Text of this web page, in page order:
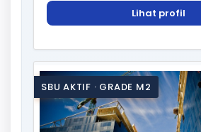
Lihat profil
SBU AKTIF · GRADE M2